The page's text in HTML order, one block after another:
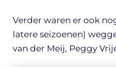
Verder waren er ook
latere seizoenen)
van der Meij, Peggy